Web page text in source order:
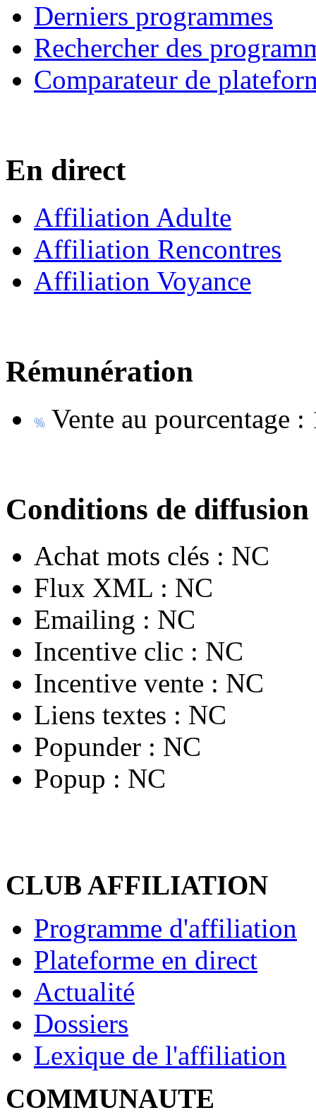
Derniers programmes
Rechercher des
Comparateur de
En direct
Affiliation Adulte
Affiliation Rencontres
Affiliation Voyance
Rémunération
Vente au pourcentage :
Conditions de diffusion
Achat mots clés : NC
Flux XML : NC
Emailing : NC
Incentive clic : NC
Incentive vente : NC
Liens textes : NC
Popunder : NC
Popup : NC
CLUB AFFILIATION
Programme d'affiliation
Plateforme en direct
Actualité
Dossiers
Lexique de l'affiliation
COMMUNAUTE